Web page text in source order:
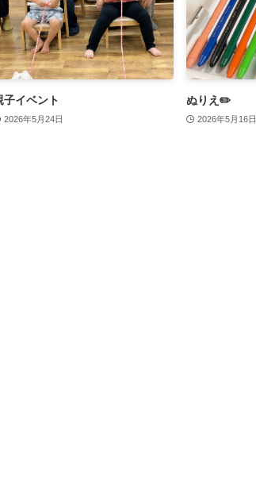
子イベント
2026年5月24日
ぬりえ✏️
2026年5月16日